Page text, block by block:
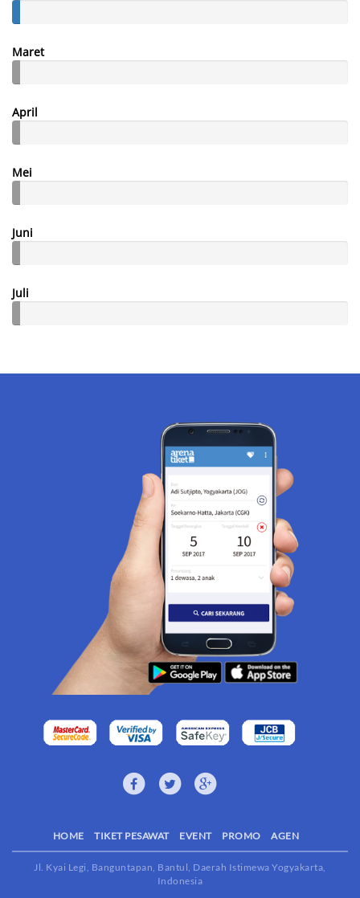
Maret
April
Mei
Juni
Juli
HOME TIKET PESAWAT EVENT PROMO AGEN
Jl. Kyai Legi, Banguntapan, Bantul, Daerah Istimewa Yogyakarta,
Indonesia